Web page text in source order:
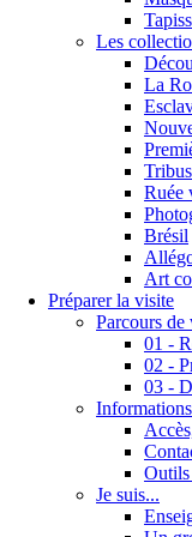
Les
La
Ruée
Brésil
Art
Préparer la visite
Parcours de
01 -
02 -
03 -
Je suis...